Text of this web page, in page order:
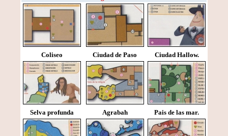
Coliseo Ciudad de Paso Ciudad Hallow.
Selva profunda Agrabah Pais de las mar.